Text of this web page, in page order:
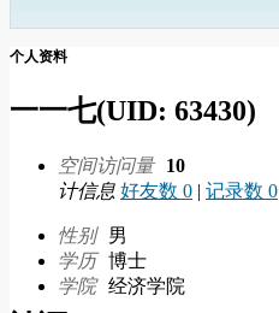
个人资料
一一七(UID: 63430)
空间访问量 10
计信息 好友数 0 | 记录数 0
性别 男
学历 博士
学院 经济学院